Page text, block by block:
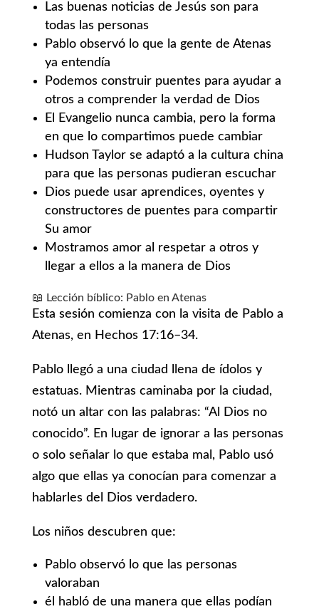
Las buenas noticias de Jesús son para
todas las personas
Pablo observó lo que la gente de Atenas
ya entendía
Podemos construir puentes para ayudar a
otros a comprender la verdad de Dios
El Evangelio nunca cambia, pero la forma
en que lo compartimos puede cambiar
Hudson Taylor se adaptó a la cultura china
para que las personas pudieran escuchar
Dios puede usar aprendices, oyentes y
constructores de puentes para compartir
Su amor
Mostramos amor al respetar a otros y
llegar a ellos a la manera de Dios
📖 Lección bíblico: Pablo en Atenas
Esta sesión comienza con la visita de Pablo a
Atenas, en Hechos 17:16–34.
Pablo llegó a una ciudad llena de ídolos y
estatuas. Mientras caminaba por la ciudad,
notó un altar con las palabras: “Al Dios no
conocido”. En lugar de ignorar a las personas
o solo señalar lo que estaba mal, Pablo usó
algo que ellas ya conocían para comenzar a
hablarles del Dios verdadero.
Los niños descubren que:
Pablo observó lo que las personas
valoraban
él habló de una manera que ellas podían